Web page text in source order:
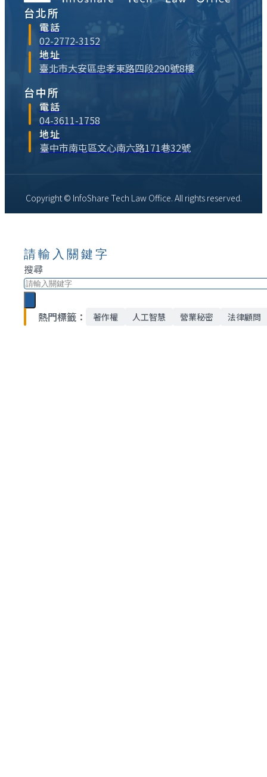
台北所
電話
02-2772-3152
地址
臺北市大安區忠孝東路四段290號8樓
台中所
電話
04-3611-1758
地址
臺中市南屯區文心南六路171巷32號
Copyright © InfoShare Tech Law Office. All rights reserved.
請輸入關鍵字
搜尋
熱門標籤： 著作權 人工智慧 營業秘密 法律顧問